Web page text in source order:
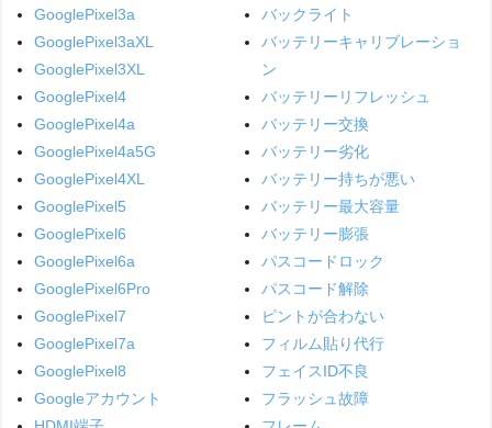
GooglePixel3a
GooglePixel3aXL
GooglePixel3XL
GooglePixel4
GooglePixel4a
GooglePixel4a5G
GooglePixel4XL
GooglePixel5
GooglePixel6
GooglePixel6a
GooglePixel6Pro
GooglePixel7
GooglePixel7a
GooglePixel8
Googleアカウント
バックライト
バッテリーキャリブレーショ
ン
バッテリーリフレッシュ
バッテリー交換
バッテリー劣化
バッテリー持ちが悪い
バッテリー最大容量
バッテリー膨張
パスコードロック
パスコード解除
ピントが合わない
フィルム貼り代行
フェイスID不良
フラッシュ故障